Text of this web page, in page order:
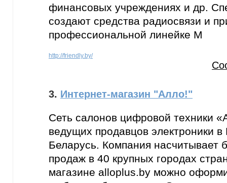
финансовых учреждениях и др.
создают средства радиосвязи и
профессиональной линейке M
http://friendly.by/
3. Интернет-магазин "Алло!"
Сеть салонов цифровой техники
ведущих продавцов электроники в
Беларусь. Компания насчитывает
продаж в 40 крупных городах
магазине alloplus.by можно